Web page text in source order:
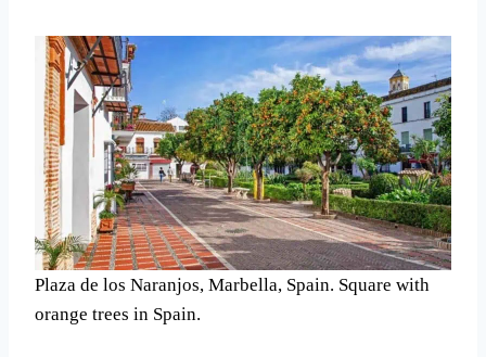
Plaza de los Naranjos, Marbella, Spain. Square with
orange trees in Spain.